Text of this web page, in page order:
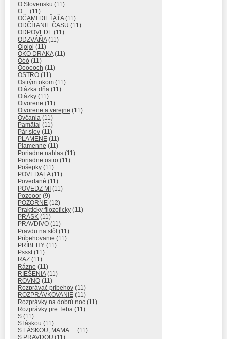
O Slovensku (11)
O…
(11)
OČAMI DIEŤAŤA(11)
ODČÍTANIE ČASU (11)
ODPOVEDE (11)
ODZVÁŇA(11)
Ojojoj (11)
OKO DRAKA(11)
Óóó (11)
Oooooch (11)
OSTRO (11)
Ostrým okom (11)
Otázka dňa (11)
Otázky (11)
Otvorene (11)
Otvorene a verejne (11)
Ovčania (11)
Pamätaj (11)
Pár slov (11)
PLAMENE (11)
Plamenne (11)
Poriadne nahlas (11)
Poriadne ostro (11)
Pošepky (11)
POVEDALA(11)
Povedané (11)
POVEDZ MI (11)
Pozooor (9)
POZORNE (12)
Prakticky filozoficky (11)
PRÁSK (11)
PRAVDIVO (11)
Pravdu na stôl (11)
Príbehovanie (11)
PRÍBEHY (11)
Pssst (11)
RAZ (11)
Rázne (11)
RIEŠENIA(11)
ROVNO (11)
Rozprávač príbehov (11)
ROZPRÁVKOVANIE (11)
Rozprávky na dobrú noc (11)
Rozprávky pre Teba (11)
S (11)
S láskou (11)
S LÁSKOU, MAMA…
(11)
S PRAVDOU (11)